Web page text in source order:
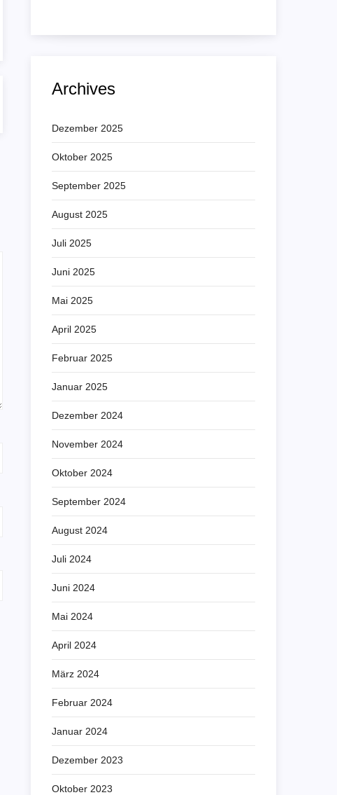
Archives
Dezember 2025
Oktober 2025
September 2025
August 2025
Juli 2025
Juni 2025
Mai 2025
April 2025
Februar 2025
Januar 2025
Dezember 2024
November 2024
Oktober 2024
September 2024
August 2024
Juli 2024
Juni 2024
Mai 2024
April 2024
März 2024
Februar 2024
Januar 2024
Dezember 2023
Oktober 2023